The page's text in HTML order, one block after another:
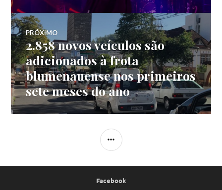
Post
PRÓXIMO
Próximo
post:
2.858 novos veículos são
adicionados à frota
blumenauense nos primeiros
sete meses do ano
LATERAL
Facebook